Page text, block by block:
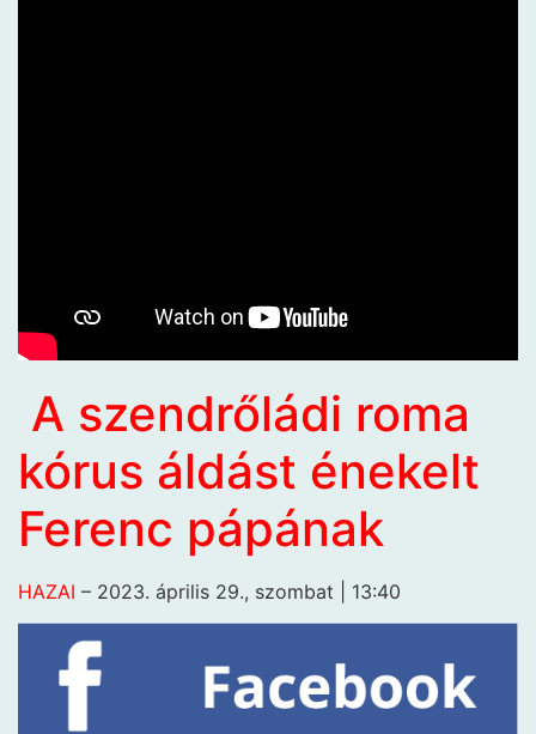
A szendrőládi roma
kórus áldást énekelt
Ferenc pápának
HAZAI – 2023. április 29., szombat | 13:40